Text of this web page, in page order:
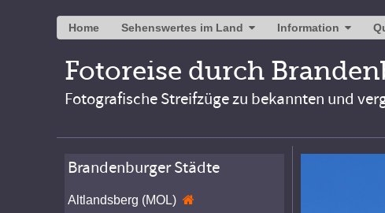
Home Sehenswertes im Land Information
Fotoreise durch
Fotografische Streifzüge zu bekannten und
Brandenburger Städte
Altlandsberg (MOL)